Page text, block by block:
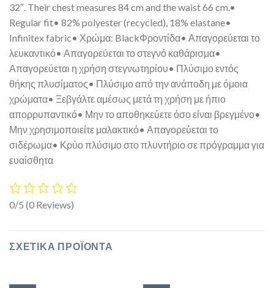
32″. Their chest measures 84 cm and the waist 66 cm.•
Regular fit• 82% polyester (recycled), 18% elastane•
Infinitex fabric• Χρώμα: BlackΦροντίδα• Απαγορεύεται το
λευκαντικό• Απαγορεύεται το στεγνό καθάρισμα•
Απαγορεύεται η χρήση στεγνωτηρίου• Πλύσιμο εντός
θήκης πλυσίματος• Πλύσιμο από την ανάποδη με όμοια
χρώματα• Ξεβγάλτε αμέσως μετά τη χρήση με ήπιο
απορρυπαντικό• Μην το αποθηκεύετε όσο είναι βρεγμένο•
Μην χρησιμοποιείτε μαλακτικό• Απαγορεύεται το
σιδέρωμα• Κρύο πλύσιμο στο πλυντήριο σε πρόγραμμα για
ευαίσθητα
0/5 (0 Reviews)
ΣΧΕΤΙΚΆ ΠΡΟΪΌΝΤΑ